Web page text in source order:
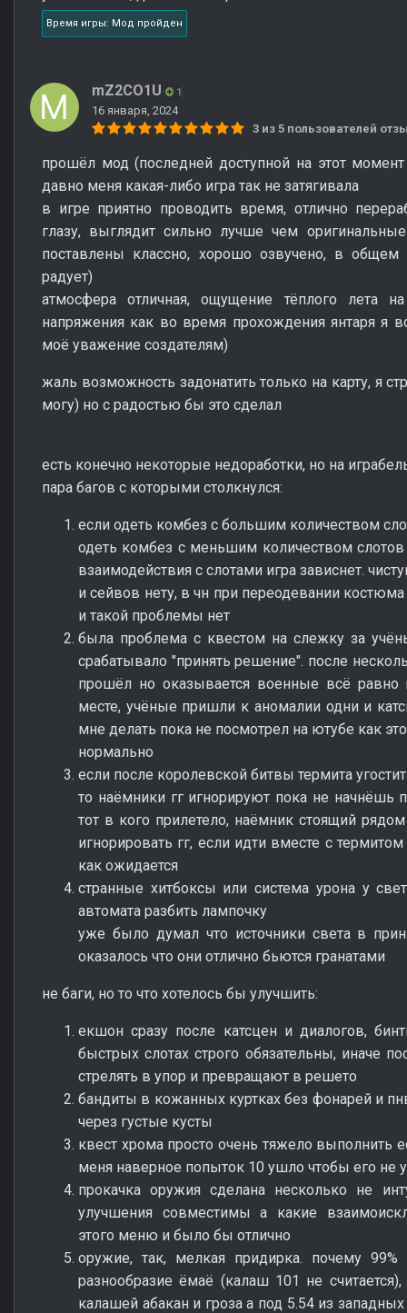
Время игры: Мод пройден
mZ2CO1U 1
16 января, 2024
3 из 5 пользователей
прошёл мод (последней доступной на этот
давно меня какая-либо игра так не затягивала
в игре приятно проводить время, отлично
глазу, выглядит сильно лучше чем
поставлены классно, хорошо озвучено, в
радует)
атмосфера отличная, ощущение тёплого лета
напряжения как во время прохождения янтаря я
моё уважение создателям)
жаль возможность задонатить только на карту, я
могу) но с радостью бы это сделал
есть конечно некоторые недоработки, но на
пара багов с которыми столкнулся:
если одеть комбез с большим количеством
одеть комбез с меньшим количеством
взаимодействия с слотами игра зависнет.
и сейвов нету, в чн при переодевании
и такой проблемы нет
была проблема с квестом на слежку за
срабатывало "принять решение". после
прошёл но оказывается военные всё равно
месте, учёные пришли к аномалии одни и
мне делать пока не посмотрел на ютубе как
нормально
если после королевской битвы термита
то наёмники гг игнорируют пока не начнёшь
тот в кого прилетело, наёмник стоящий
игнорировать гг, если идти вместе с
как ожидается
странные хитбоксы или система урона у
автомата разбить лампочку
уже было думал что источники света в
оказалось что они отлично бьются гранатами
не баги, но то что хотелось бы улучшить:
екшон сразу после катсцен и диалогов,
быстрых слотах строго обязательны, иначе
стрелять в упор и превращают в решето
бандиты в кожанных куртках без фонарей и
через густые кусты
квест хрома просто очень тяжело выполнить
меня наверное попыток 10 ушло чтобы его не
прокачка оружия сделана несколько не
улучшения совместимы а какие
этого меню и было бы отлично
оружие, так, мелкая придирка. почему
разнообразие ёмаё (калаш 101 не
калашей абакан и гроза а под 5.54 из